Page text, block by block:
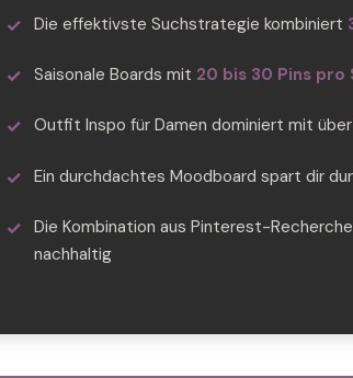
Die effektivste Suchstrategie kombiniert
Saisonale Boards mit 20 bis 30 Pins pro
Outfit Inspo für Damen dominiert mit über
Ein durchdachtes Moodboard spart dir
Die Kombination aus Pinterest-
nachhaltig